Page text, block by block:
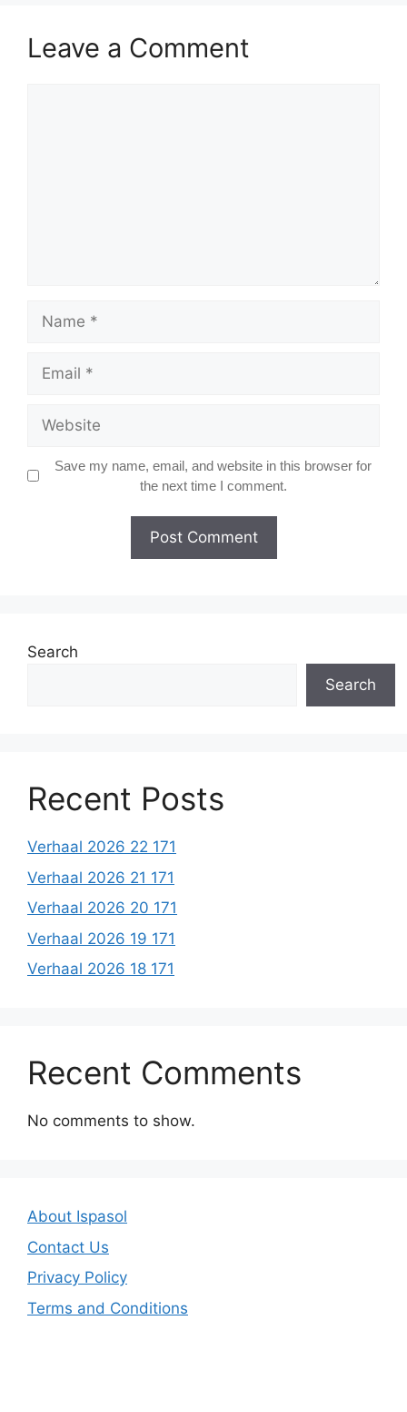
Leave a Comment
Save my name, email, and website in this browser for
the next time I comment.
Search
Search
Recent Posts
Verhaal 2026 22 171
Verhaal 2026 21 171
Verhaal 2026 20 171
Verhaal 2026 19 171
Verhaal 2026 18 171
Recent Comments
No comments to show.
About Ispasol
Contact Us
Privacy Policy
Terms and Conditions